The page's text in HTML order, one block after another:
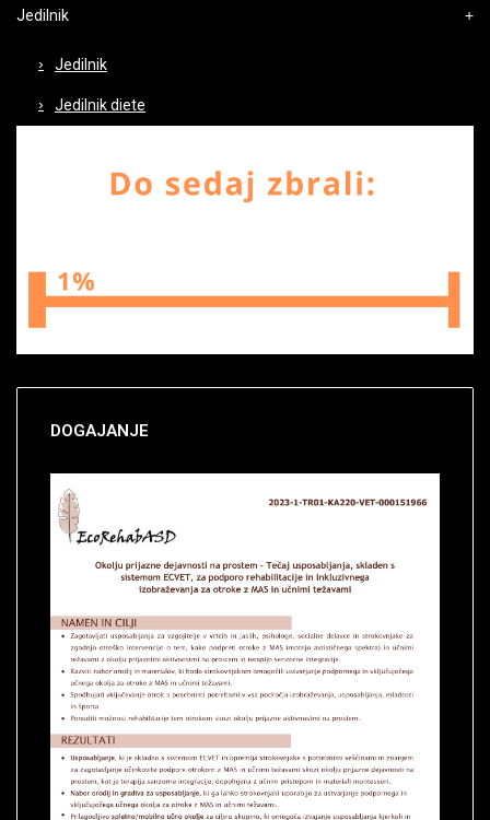
Jedilnik
Jedilnik
Jedilnik diete
DOGAJANJE